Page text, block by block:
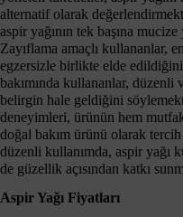
alternatif olarak
aspir yağının tek başına
Zayıflama amaçlı kullananlar,
egzersizle birlikte elde
bakımında kullananlar, düzenli
belirgin hale geldiğini
deneyimleri, ürünün hem
doğal bakım ürünü olarak
düzenli kullanımda, aspir yağı
de güzellik açısından katkı
Aspir Yağı Fiyatları